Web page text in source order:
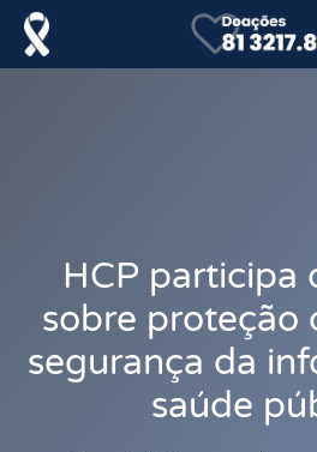
HCP participa
sobre proteção
segurança da
saúde